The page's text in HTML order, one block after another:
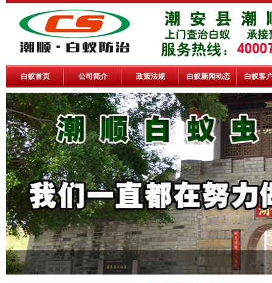
白蚁首页 公司简介 政策法规 白蚁新闻动态 白蚁客